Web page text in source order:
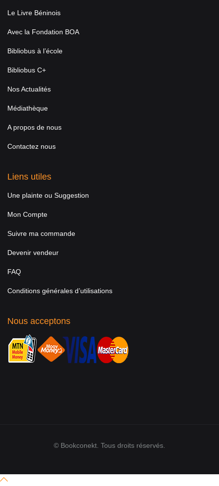
Le Livre Béninois
Avec la Fondation BOA
Bibliobus à l’école
Bibliobus C+
Nos Actualités
Médiathèque
A propos de nous
Contactez nous
Liens utiles
Une plainte ou Suggestion
Mon Compte
Suivre ma commande
Devenir vendeur
FAQ
Conditions générales d’utilisations
Nous acceptons
© Bookconekt. Tous droits réservés.